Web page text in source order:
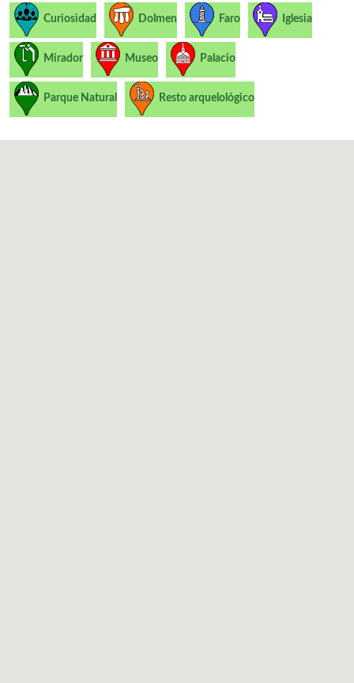
Curiosidad Dolmen Faro Iglesia
Mirador Museo Palacio
Parque Natural Resto arquelológico